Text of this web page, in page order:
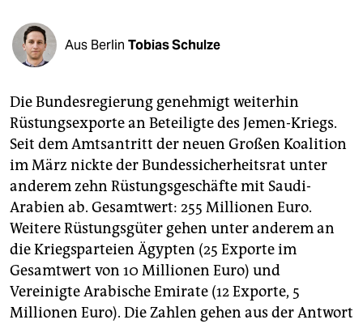
fragen & hilfe
abo
genossenschaft
epaper login
Aus Berlin Tobias Schulze
Die Bundesregierung genehmigt weiterhin
Rüstungsexporte an Beteiligte des Jemen-Kriegs.
Seit dem Amtsantritt der neuen Großen Koalition
im März nickte der Bundessicherheitsrat unter
anderem zehn Rüstungsgeschäfte mit Saudi-
Arabien ab. Gesamtwert: 255 Millionen Euro.
Weitere Rüstungsgüter gehen unter anderem an
die Kriegsparteien Ägypten (25 Exporte im
Gesamtwert von 10 Millionen Euro) und
Vereinigte Arabische Emirate (12 Exporte, 5
Millionen Euro). Die Zahlen gehen aus der Antwort